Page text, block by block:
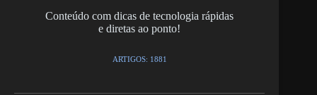
Conteúdo com dicas de tecnologia rápidas
e diretas ao ponto!
ARTIGOS: 1881